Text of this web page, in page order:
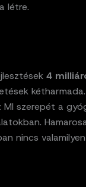
létre.
4
szerepét a
nincs